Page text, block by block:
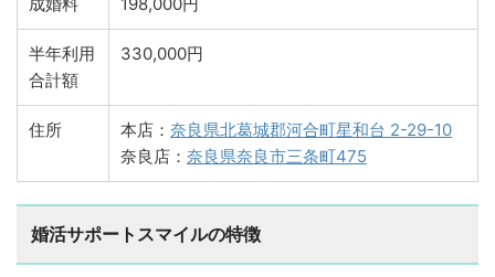
半年利用
合計額
330,000円
住所 本店： 奈良県北葛城郡河合町星和台 2-29-10
奈良店： 奈良県奈良市三条町475
婚活サポートスマイルの特徴